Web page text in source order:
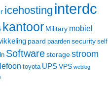
icehosting interdc
kantoor Military mobiel
paard paarden security self
Softwarestoragestroom
toyota UPSVPS weblog